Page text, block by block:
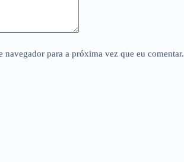
navegador para a próxima vez que eu comentar.